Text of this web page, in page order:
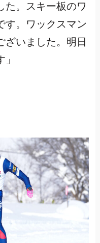
た。スキー板のワ
す。ワックスマン
ざいました。明日